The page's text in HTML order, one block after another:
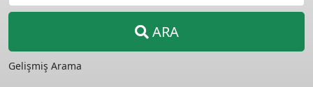
ARA
Gelişmiş Arama